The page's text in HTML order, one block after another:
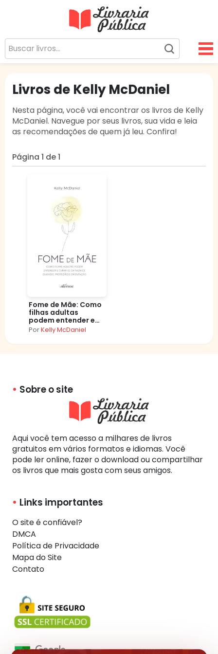
Sua Biblioteca Virtual Gratuita
Livros de Kelly McDaniel
Nesta página, você vai encontrar os livros de Kelly
McDaniel. Navegue por seus livros, sua vida e leia
as recomendações de quem já leu. Confira!
Página 1 de 1
Fome de Mãe: Como
filhas adultas
podem entender e
curar–se da falta de
cuidado, proteção e
orientação
PorKelly McDaniel
Sobre o site
Aqui você tem acesso a milhares de livros
gratuitos em vários formatos e idiomas. Você
pode ler online, fazer o download ou compartilhar
os livros que mais gosta com seus amigos.
Links importantes
O site é confiável?
DMCA
Política de Privacidade
Mapa do Site
Contato